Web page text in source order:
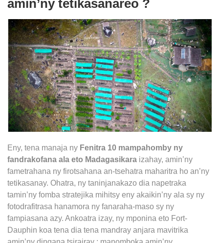
amin’ny tetikasanareo ?
Eny, tena manaja ny Fenitra 10 mampahomby ny
fandrakofana ala eto Madagasikara izahay, amin’ny
fametrahana ny firotsahana an-tsehatra maharitra ho an’ny
tetikasanay. Ohatra, ny taninjanakazo dia napetraka
tamin’ny fomba stratejika mihitsy eny akaikin’ny ala sy ny
fotodrafitrasa hanamora ny fanaraha-maso sy ny
fampiasana azy. Ankoatra izay, ny mponina eto Fort-
Dauphin koa tena dia tena mandray anjara mavitrika